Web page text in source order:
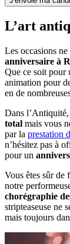
L’art
Les occasions
anniversaire à
Que ce soit pour
animation pour
en de
Dans l’Antiquité,
total mais vous
par la prestation
n’hésitez pas à
pour un
Vous êtes sûr de
notre
chorégraphie
stripteaseuse ne
mais toujours